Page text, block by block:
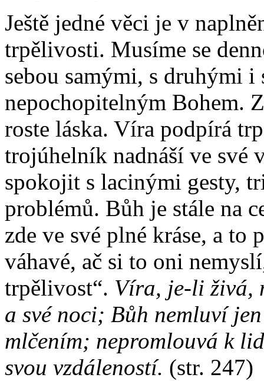
Ještě jedné věci je v
trpělivosti. Musíme se
sebou samými, s druhými
nepochopitelným Bohem.
roste láska. Víra podpírá
trojúhelník nadnáší ve své
spokojit s lacinými gesty,
problémů. Bůh je stále na
zde ve své plné kráse, a to
váhavé, ač si to oni
trpělivost“. Víra, je-li živá,
a své noci; Bůh nemluví
mlčením; nepromlouvá k
svou vzdáleností. (str. 247)